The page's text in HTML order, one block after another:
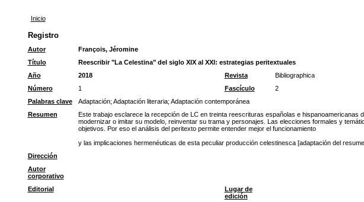
Inicio
Registro
Autor
François, Jéromine
Título
Reescribir "La Celestina" del siglo XIX al XXI: estrategias peritextuales
Año
2018 Revista Bibliographica
Número
1 Fascículo 2
Palabras clave
Adaptación; Adaptación literaria; Adaptación contemporánea
Resumen
Este trabajo esclarece la recepción de LC en treinta reescrituras españolas e
modernizar o imitar su modelo, reinventar su trama y personajes. Las elecciones formales y
objetivos. Por eso el análisis del peritexto permite entender mejor el funcionamiento
y las implicaciones hermenéuticas de esta peculiar producción celestinesca [adaptación del
Dirección
Autor
corporativo
Editorial
Lugar de
edición